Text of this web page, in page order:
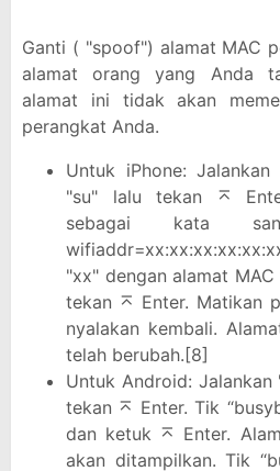
Ganti ( "spoof") alamat MAC
alamat orang yang Anda
alamat ini tidak akan
perangkat Anda.
Untuk iPhone:
"su" lalu tekan ⌅
sebagai kata
"xx" dengan alamat
tekan ⌅ Enter. Matikan
nyalakan kembali.
telah berubah.[8]
Untuk Android: Jalankan
tekan ⌅ Enter. Tik
dan ketuk ⌅ Enter.
akan ditampilkan. Tik